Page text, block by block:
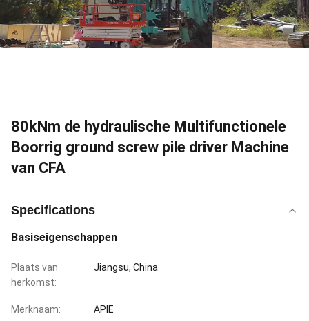
80kNm de hydraulische Multifunctionele
Boorrig ground screw pile driver Machine
van CFA
Specifications
Basiseigenschappen
Plaats van
herkomst:
Jiangsu, China
Merknaam: APIE